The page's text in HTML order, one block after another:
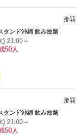
那覇
タンド沖縄 飲み放題
) 21:00～
50人
那覇
タンド沖縄 飲み放題
) 21:00～
50人